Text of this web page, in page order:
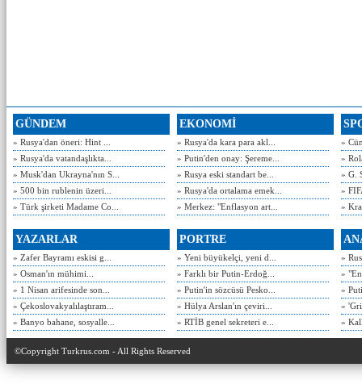
GÜNDEM
» Rusya'dan öneri: Hint ...
» Rusya'da vatandaşlıkta...
» Musk'dan Ukrayna'nın S...
» 500 bin rublenin üzeri...
» Türk şirketi Madame Co...
EKONOMİ
» Rusya'da kara para akl...
» Putin'den onay: Şereme...
» Rusya eski standart be...
» Rusya'da ortalama emek...
» Merkez: "Enflasyon art...
»
»
» G.
»
»
YAZARLAR
» Zafer Bayramı eskisi g...
» Osman'ın mühimi...
» 1 Nisan arifesinde son...
» Çekoslovakyalılaştıram...
» Banyo bahane, sosyalle...
PORTRE
» Yeni büyükelçi, yeni d...
» Farklı bir Putin-Erdoğ...
» Putin'in sözcüsü Pesko...
» Hülya Arslan'ın çeviri...
» RTİB genel sekreteri e...
»
»
»
»
»
©Copyright Turkrus.com - All Rights Reserved